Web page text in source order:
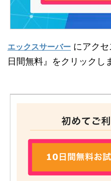
エックスサーバー にアク
日間無料』をクリックし